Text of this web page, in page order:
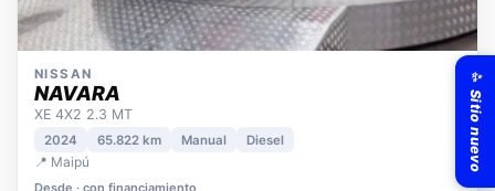
NISSAN
NAVARA
XE 4X2 2.3 MT
2024
📍 Maipú
✨ Sitio nuevo